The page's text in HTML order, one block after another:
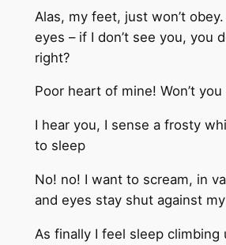
Alas, my feet, just won’t
eyes – if I don’t see you, you
right?
Poor heart of mine! Won’t
I hear you, I sense a frosty
to sleep
No! no! I want to scream, in
and eyes stay shut against
As finally I feel sleep climbing